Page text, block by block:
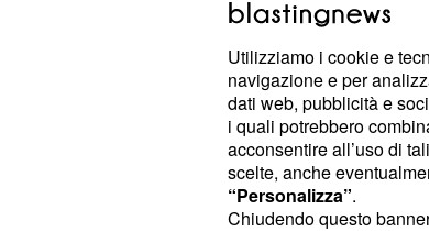
Il 999 e gli UFO
UFOsembra piacere
Lancashire; ecco i primi
Accrington: l'UFOfu
volta che gli agenti
nulla di anomalo;
Utilizziamo i cookie e
navigazione e per
dati web, pubblicità e
i quali potrebbero
acconsentire all’uso di
scelte, anche
“Personalizza”.
Chiudendo questo